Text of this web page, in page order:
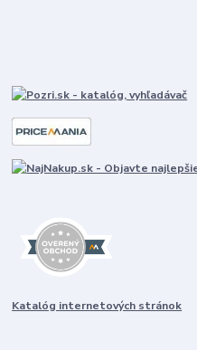
Katalóg internetových stránok